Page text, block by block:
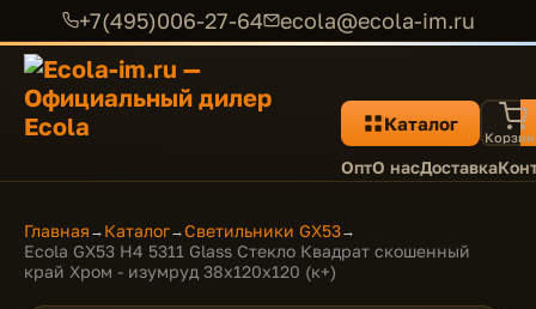
+7(495)006-27-64 ecola@ecola-im.ru
Каталог
ОптО насДоставка
Главная → Каталог→Светильники GX53→
Ecola GX53 H4 5311 Glass Стекло Квадрат скошенный
край Хром - изумруд 38x120x120 (к+)